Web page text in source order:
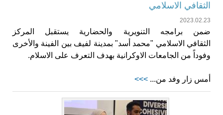
الثقافي الاسلامي
2023.02.23
ضمن برامجه التنويرية والحضارية يستقبل المركز
الثقافي الاسلامي "محمد أسد" بمدينة لفيف بين الفينة والأخرى
وفوداً من الجامعات الاوكرانية بهدف التعرف على الاسلام.
أمس زار وفد من... >>>